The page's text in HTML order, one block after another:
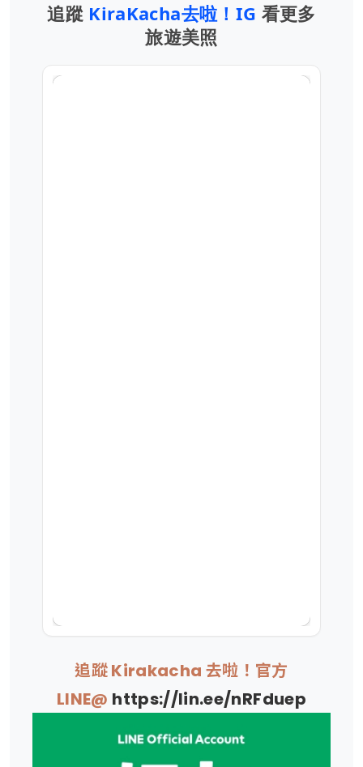
追蹤 KiraKacha去啦！IG 看更多
旅遊美照
追蹤 Kirakacha 去啦！官方
LINE@ https://lin.ee/nRFduep